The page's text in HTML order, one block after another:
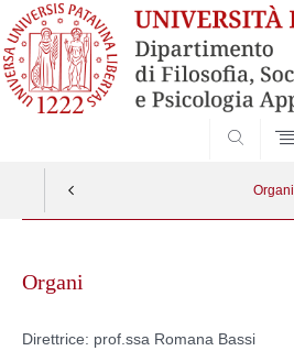
Organi
contenuto
Organi
Direttrice: prof.ssa Romana Bassi